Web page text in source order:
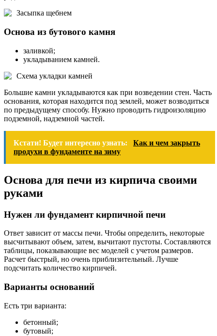
Засыпка щебнем
Основа из бутового камня
заливкой;
укладыванием камней.
Схема укладки камней
Большие камни укладываются как при возведении стен. Часть
основания, которая находится под землей, может возводиться
по предыдущему способу. Нужно проводить гидроизоляцию
подземной, надземной частей.
Кстати! Будет интересно узнать:
Как и чем закрыть
продухи в фундаменте на зиму
Основа для печи из кирпича своими
руками
Нужен ли фундамент кирпичной печи
Ответ зависит от массы печи. Чтобы определить, некоторые
высчитывают объем, затем, вычитают пустоты. Составляются
таблицы, показывающие вес моделей с учетом размеров.
Расчет быстрый, но очень приблизительный. Лучше
подсчитать количество кирпичей.
Варианты оснований
Есть три варианта:
бетонный;
бутовый;